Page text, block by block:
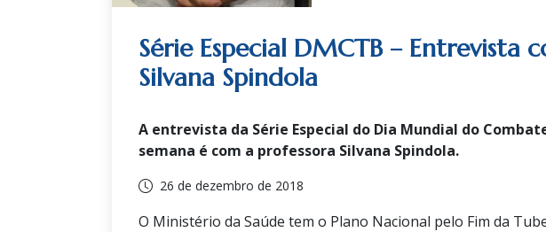
Série Especial DMCTB – Entrevista
Silvana Spindola
A entrevista da Série Especial do Dia Mundial do
semana é com a professora Silvana Spindola.
26 de dezembro de 2018
O Ministério da Saúde tem o Plano Nacional pelo Fim da